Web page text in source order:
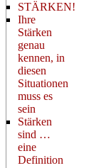
STÄRKEN!
Ihre
Stärken
genau
kennen, in
diesen
Situationen
muss es
sein
Stärken
sind …
eine
Definition